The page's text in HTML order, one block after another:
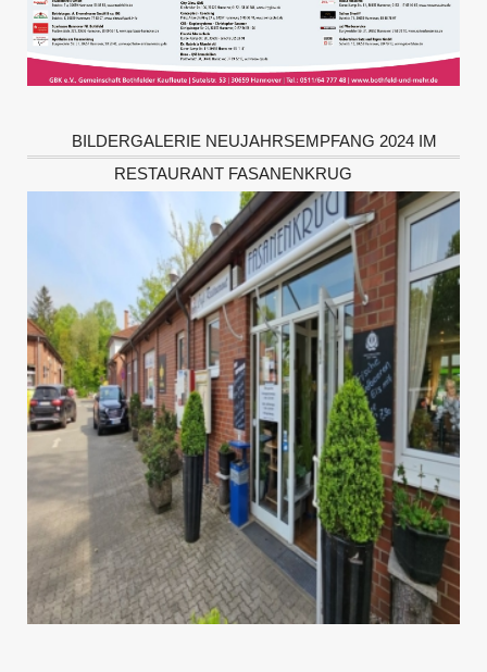
BILDERGALERIE NEUJAHRSEMPFANG 2024 IM
RESTAURANT FASANENKRUG